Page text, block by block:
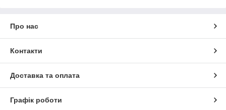
Про нас
Контакти
Доставка та оплата
Графік роботи